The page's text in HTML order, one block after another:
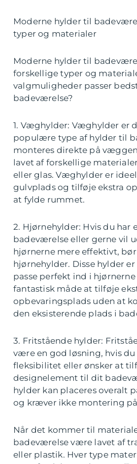
Moderne hylder til
typer og materialer
Moderne hylder til
forskellige typer og
valgmuligheder passer
badeværelse?
1. Væghylder: Væghylder er
populære type af hylder til
monteres direkte på
lavet af forskellige
eller glas. Væghylder er
gulvplads og tilføje ekstra
at fylde rummet.
2. Hjørnehylder: Hvis du har
badeværelse eller gerne vil
hjørnerne mere effektivt,
hjørnehylder. Disse hylder
passe perfekt ind i
fantastisk måde at tilføje
opbevaringsplads uden at
den eksisterende plads i
3. Fritstående hylder:
være en god løsning, hvis
fleksibilitet eller ønsker at
designelement til dit
hylder kan placeres overalt
og kræver ikke montering
Når det kommer til
badeværelse være lavet af
eller plastik. Hver type